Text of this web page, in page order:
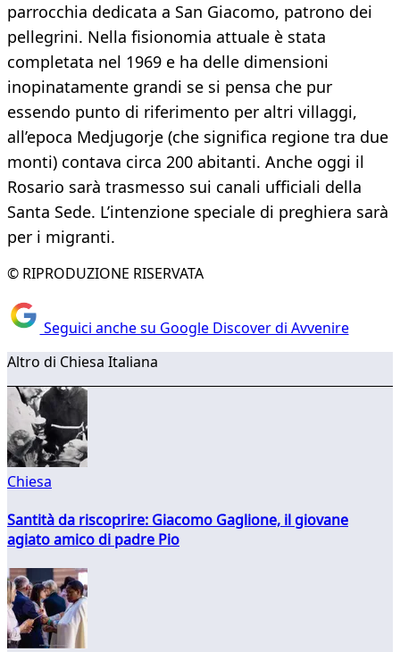
parrocchia dedicata a San Giacomo, patrono dei
pellegrini. Nella fisionomia attuale è stata
completata nel 1969 e ha delle dimensioni
inopinatamente grandi se si pensa che pur
essendo punto di riferimento per altri villaggi,
all’epoca Medjugorje (che significa regione tra due
monti) contava circa 200 abitanti. Anche oggi il
Rosario sarà trasmesso sui canali ufficiali della
Santa Sede. L’intenzione speciale di preghiera sarà
per i migranti.
© RIPRODUZIONE RISERVATA
Seguici anche su Google Discover di Avvenire
Altro di Chiesa Italiana
Chiesa
Santità da riscoprire: Giacomo Gaglione, il giovane
agiato amico di padre Pio